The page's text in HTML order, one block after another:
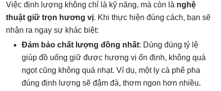
Việc định lượng không chỉ là kỹ năng, mà còn là nghệ
thuật giữ trọn hương vị. Khi thực hiện đúng cách, bạn sẽ
nhận ra ngay sự khác biệt:
Đảm bảo chất lượng đồng nhất: Dùng đúng tỷ lệ
giúp đồ uống giữ được hương vị ổn định, không quá
ngọt cũng không quá nhạt. Ví dụ, một ly cà phê pha
đúng định lượng sẽ đậm đà, thơm ngon hơn nhiều.